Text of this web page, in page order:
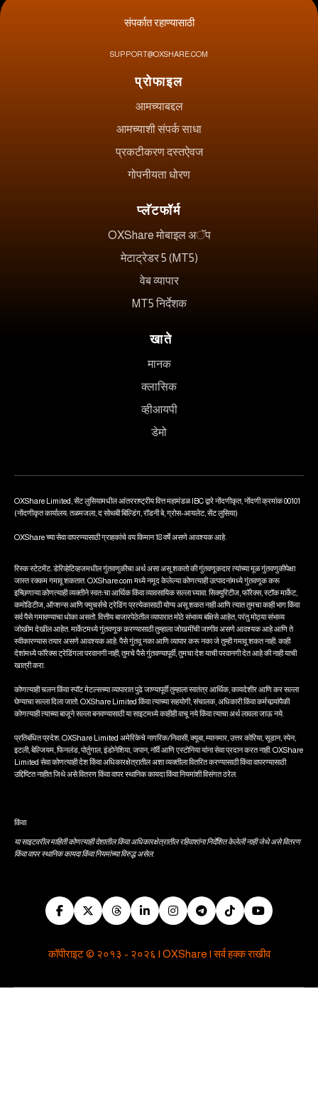
संपर्कात रहाण्यासाठी
SUPPORT@OXSHARE.COM
प्रोफाइल
आमच्याबद्दल
आमच्याशी संपर्क साधा
प्रकटीकरण दस्तऐवज
गोपनीयता धोरण
प्लॅटफॉर्म
OXShare मोबाइल अॅप
मेटाट्रेडर 5 (MT5)
वेब व्यापार
MT5 निर्देशक
खाते
मानक
क्लासिक
व्हीआयपी
डेमो
OXShare Limited, सेंट लुसियामधील आंतरराष्ट्रीय वित्त महामंडळ IBC द्वारे नोंदणीकृत, नोंदणी क्रमांक 00101
(नोंदणीकृत कार्यालय: तळमजला, द सोथबी बिल्डिंग, रॉडनी बे, ग्रोस-आयलेट, सेंट लुसिया)
OXShare च्या सेवा वापरण्यासाठी ग्राहकांचे वय किमान 18 वर्षे असणे आवश्यक आहे.
रिस्क स्टेटमेंट: डेरिव्हेटिव्हजमधील गुंतवणुकीचा अर्थ असा असू शकतो की गुंतवणूकदार त्यांच्या मूळ गुंतवणुकीपेक्षा
जास्त रक्कम गमावू शकतात. OXShare.com मध्ये नमूद केलेल्या कोणत्याही उत्पादनांमध्ये गुंतवणूक करू
इच्छिणाऱ्या कोणत्याही व्यक्तीने स्वतःचा आर्थिक किंवा व्यावसायिक सल्ला घ्यावा. सिक्युरिटीज, फॉरेक्स, स्टॉक मार्केट,
कमोडिटीज, ऑप्शन्स आणि फ्युचर्सचे ट्रेडिंग प्रत्येकासाठी योग्य असू शकत नाही आणि त्यात तुमचा काही भाग किंवा
सर्व पैसे गमावण्याचा धोका असतो. वित्तीय बाजारपेठेतील व्यापारात मोठे संभाव्य बक्षिसे आहेत, परंतु मोठ्या संभाव्य
जोखीम देखील आहेत. मार्केटमध्ये गुंतवणूक करण्यासाठी तुम्हाला जोखमींची जाणीव असणे आवश्यक आहे आणि ते
स्वीकारण्यास तयार असणे आवश्यक आहे. पैसे गुंतवू नका आणि व्यापार करू नका जे तुम्ही गमावू शकत नाही. काही
देशांमध्ये फॉरेक्स ट्रेडिंगला परवानगी नाही, तुमचे पैसे गुंतवण्यापूर्वी, तुमचा देश याची परवानगी देत आहे की नाही याची
खात्री करा.
कोणत्याही चलन किंवा स्पॉट मेटल्सच्या व्यापारात पुढे जाण्यापूर्वी तुम्हाला स्वतंत्र आर्थिक, कायदेशीर आणि कर सल्ला
घेण्याचा सल्ला दिला जातो. OXShare Limited किंवा त्‍याच्‍या सहयोगी, संचालक, अधिकारी किंवा कर्मचार्‍यांपैकी
कोणत्‍याही त्‍याच्‍या बाजूने सल्‍ला बनवण्‍यासाठी या साइटमध्‍ये काहीही वाचू नये किंवा त्याचा अर्थ लावला जाऊ नये.
प्रतिबंधित प्रदेश: OXShare Limited अमेरिकेचे नागरिक/निवासी, क्यूबा, म्यानमार, उत्तर कोरिया, सूडान, स्पेन,
इटली, बेल्जियम, फिनलंड, पोर्तुगाल, इंडोनेशिया, जपान, नॉर्वे आणि एस्टोनिया यांना सेवा प्रदान करत नाही. OXShare
Limited सेवा कोणत्याही देश किंवा अधिकारक्षेत्रातील अशा व्यक्तीला वितरित करण्यासाठी किंवा वापरण्यासाठी
उद्दिष्टित नाहीत जिथे असे वितरण किंवा वापर स्थानिक कायदा किंवा नियमांशी विसंगत ठरेल.
किंवा
या साइटवरील माहिती कोणत्याही देशातील किंवा अधिकारक्षेत्रातील रहिवाशांना निर्देशित केलेली नाही जेथे असे वितरण
किंवा वापर स्थानिक कायदा किंवा नियमांच्या विरुद्ध असेल.
कॉपीराइट © २०१३ - २०२६ | OXShare | सर्व हक्क राखीव